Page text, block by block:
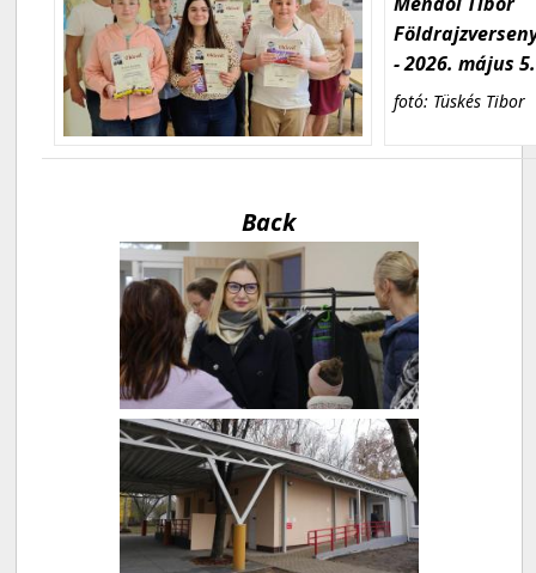
- 2026. május 5.
fotó: Tüskés Tibor
Back